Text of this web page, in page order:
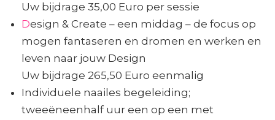
Uw bijdrage 35,00 Euro per sessie
Design & Create – een middag – de focus op
mogen fantaseren en dromen en werken en
leven naar jouw Design
Uw bijdrage 265,50 Euro eenmalig
Individuele naailes begeleiding;
tweeëneenhalf uur een op een met